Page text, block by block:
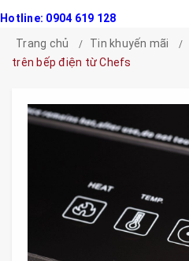
Hotline: 0904 619 128
Trang chủ
Tin khuyến mãi
trên bếp điện từ Chefs